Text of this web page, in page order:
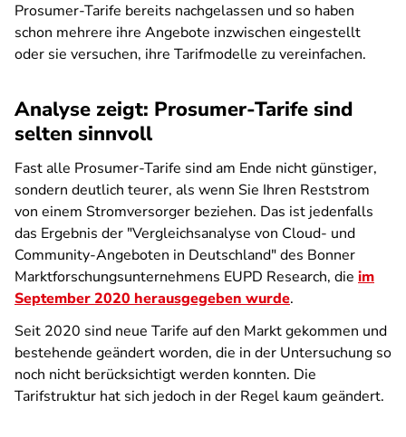
Prosumer-Tarife bereits nachgelassen und so haben
schon mehrere ihre Angebote inzwischen eingestellt
oder sie versuchen, ihre Tarifmodelle zu vereinfachen.
Analyse zeigt: Prosumer-Tarife sind
selten sinnvoll
Fast alle Prosumer-Tarife sind am Ende nicht günstiger,
sondern deutlich teurer, als wenn Sie Ihren Reststrom
von einem Stromversorger beziehen. Das ist jedenfalls
das Ergebnis der "Vergleichsanalyse von Cloud- und
Community-Angeboten in Deutschland" des Bonner
Marktforschungsunternehmens EUPD Research, die im
September 2020 herausgegeben wurde.
Seit 2020 sind neue Tarife auf den Markt gekommen und
bestehende geändert worden, die in der Untersuchung so
noch nicht berücksichtigt werden konnten. Die
Tarifstruktur hat sich jedoch in der Regel kaum geändert.